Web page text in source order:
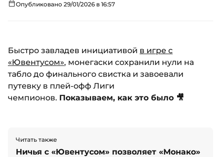
Опубликовано 29/01/2026 в 16:57
Быстро завладев инициативой в игре с
«Ювентусом», монегаски сохранили нули на
табло до финального свистка и завоевали
путевку в плей-офф Лиги
чемпионов. Показываем, как это было 🎥
Читать также
Ничья с «Ювентусом» позволяет «Монако»